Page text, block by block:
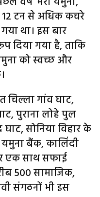
12 टन से अधिक कचरे
था। इस बार
दिया गया है, ताकि
को स्वच्छ और
गांव घाट,
पुराना लोहे पुल
घाट, सोनिया विहार के
यमुना बैंक, कालिंदी
एक साथ सफाई
500 सामाजिक,
संगठनों भी इस